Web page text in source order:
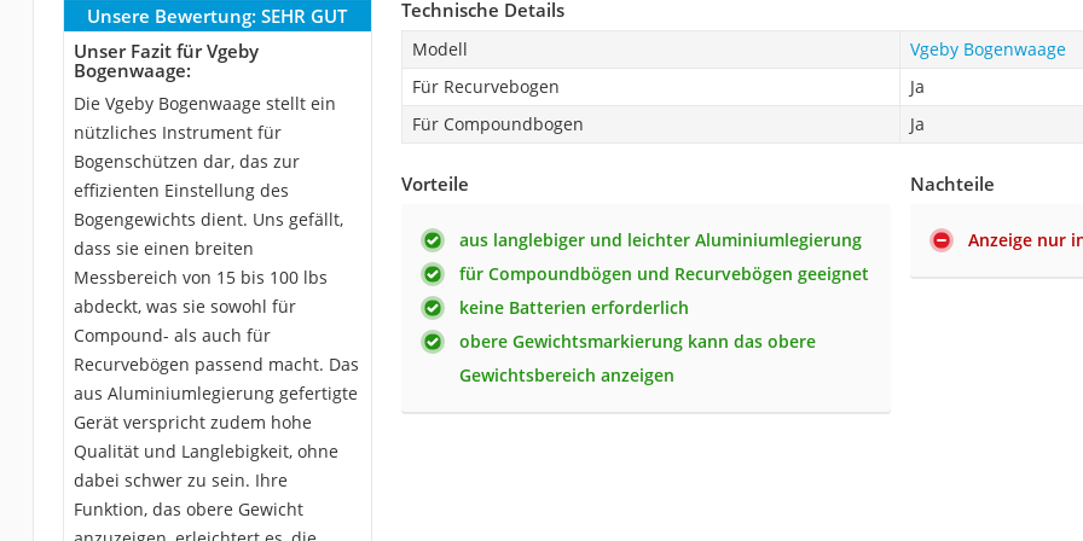
Unsere Bewertung: SEHR GUT
Unser Fazit für Vgeby
Bogenwaage:
Die Vgeby Bogenwaage stellt ein
nützliches Instrument für
Bogenschützen dar, das zur
effizienten Einstellung des
Bogengewichts dient. Uns gefällt,
dass sie einen breiten
Messbereich von 15 bis 100 lbs
abdeckt, was sie sowohl für
Compound- als auch für
Recurvebögen passend macht. Das
aus Aluminiumlegierung gefertigte
Gerät verspricht zudem hohe
Qualität und Langlebigkeit, ohne
dabei schwer zu sein. Ihre
Funktion, das obere Gewicht
Technische Details
Modell
Vgeby Bogenwaage
Für Recurvebogen
Ja
Für Compoundbogen
Ja
Vorteile
aus langlebiger und leichter Aluminiumlegierung
für Compoundbögen und Recurvebögen geeignet
keine Batterien erforderlich
obere Gewichtsmarkierung kann das obere
Gewichtsbereich anzeigen
Nachteile
Anzeige nur